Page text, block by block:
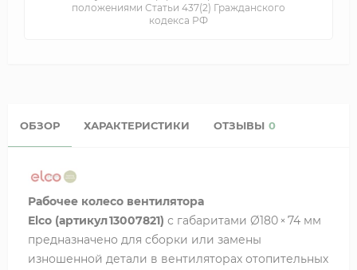
положениями Статьи 437(2) Гражданского
кодекса РФ
ОБЗОР ХАРАКТЕРИСТИКИ ОТЗЫВЫ 0
Рабочее колесо вентилятора
Elco (артикул 13007821) с габаритами Ø180 × 74 мм
предназначено для сборки или замены
изношенной детали в вентиляторах отопительных